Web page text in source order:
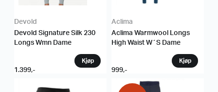
Devold
Devold Signature Silk 230
Longs Wmn Dame
1.399,-
Aclima
Aclima Warmwool Longs
High Waist W´S Dame
999,-